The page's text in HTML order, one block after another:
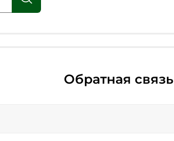
Обратная связь